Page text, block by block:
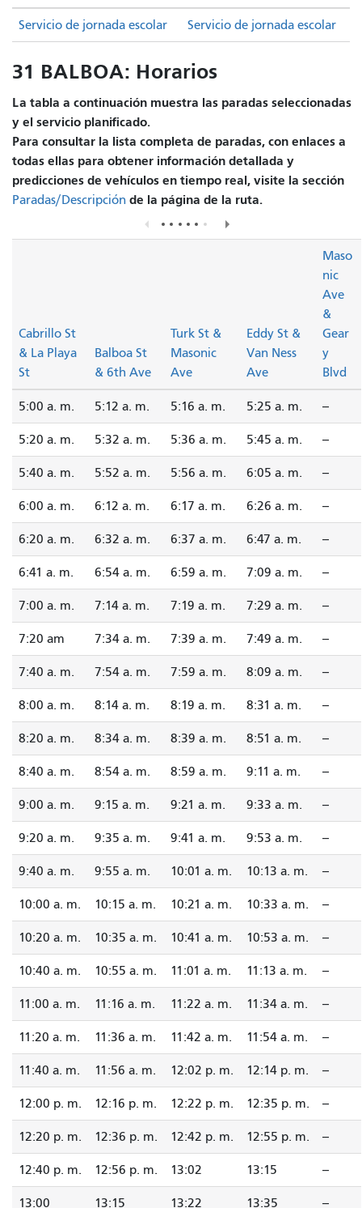
Servicio de jornada escolar Servicio de jornada escolar
31 BALBOA: Horarios
La tabla a continuación muestra las paradas seleccionadas
y el servicio planificado.
Para consultar la lista completa de paradas, con enlaces a
todas ellas para obtener información detallada y
predicciones de vehículos en tiempo real, visite la sección
Paradas/Descripción de la página de la ruta.
Cabrillo St
& La Playa
St
Balboa St
& 6th Ave
Turk St &
Masonic
Ave
Eddy St &
Van Ness
Ave
Maso
nic
Ave
&
Gear
y
Blvd
5:00 a. m. 5:12 a. m. 5:16 a. m. 5:25 a. m. --
5:20 a. m. 5:32 a. m. 5:36 a. m. 5:45 a. m. --
5:40 a. m. 5:52 a. m. 5:56 a. m. 6:05 a. m. --
6:00 a. m. 6:12 a. m. 6:17 a. m. 6:26 a. m. --
6:20 a. m. 6:32 a. m. 6:37 a. m. 6:47 a. m. --
6:41 a. m. 6:54 a. m. 6:59 a. m. 7:09 a. m. --
7:00 a. m. 7:14 a. m. 7:19 a. m. 7:29 a. m. --
7:20 am 7:34 a. m. 7:39 a. m. 7:49 a. m. --
7:40 a. m. 7:54 a. m. 7:59 a. m. 8:09 a. m. --
8:00 a. m. 8:14 a. m. 8:19 a. m. 8:31 a. m. --
8:20 a. m. 8:34 a. m. 8:39 a. m. 8:51 a. m. --
8:40 a. m. 8:54 a. m. 8:59 a. m. 9:11 a. m. --
9:00 a. m. 9:15 a. m. 9:21 a. m. 9:33 a. m. --
9:20 a. m. 9:35 a. m. 9:41 a. m. 9:53 a. m. --
9:40 a. m. 9:55 a. m. 10:01 a. m. 10:13 a. m. --
10:00 a. m. 10:15 a. m. 10:21 a. m. 10:33 a. m. --
10:20 a. m. 10:35 a. m. 10:41 a. m. 10:53 a. m. --
10:40 a. m. 10:55 a. m. 11:01 a. m. 11:13 a. m. --
11:00 a. m. 11:16 a. m. 11:22 a. m. 11:34 a. m. --
11:20 a. m. 11:36 a. m. 11:42 a. m. 11:54 a. m. --
11:40 a. m. 11:56 a. m. 12:02 p. m. 12:14 p. m. --
12:00 p. m. 12:16 p. m. 12:22 p. m. 12:35 p. m. --
12:20 p. m. 12:36 p. m. 12:42 p. m. 12:55 p. m. --
12:40 p. m. 12:56 p. m. 13:02 13:15 --
13:00 13:15 13:22 13:35 --